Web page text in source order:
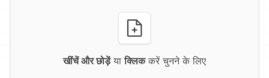
खींचें और छोड़ेंया क्लिककरें चुनने के लिए